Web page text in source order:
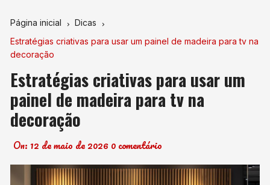
Página inicial
Dicas
Estratégias criativas para usar um painel de madeira para tv na
decoração
Estratégias criativas para usar um
painel de madeira para tv na
decoração
On: 12 de maio de 20260 comentário